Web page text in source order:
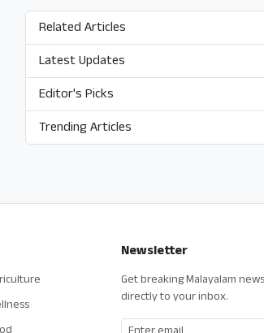
Related Articles
Latest Updates
Editor's Picks
Trending Articles
Newsletter
Get breaking Malayalam
directly to your inbox.